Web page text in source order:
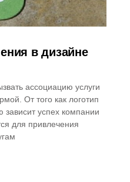
в дизайне
ассоциацию услуги
От того как логотип
зависит успех компании
для привлечения